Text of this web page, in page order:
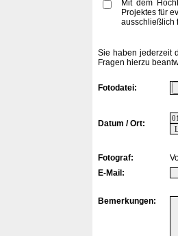
Mit dem
Projektes für
ausschließlich
Sie haben jederzeit
Fragen hierzu
Fotodatei:
Datum / Ort:
Fotograf:
E-Mail:
Bemerkungen: